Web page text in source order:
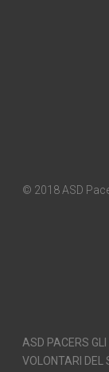
© 2018 ASD
ASD PACERS GLI
VOLONTARI DEL